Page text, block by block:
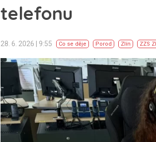
telefonu
28. 6. 2026 | 9:55 Co se děje Porod Zlín ZZS